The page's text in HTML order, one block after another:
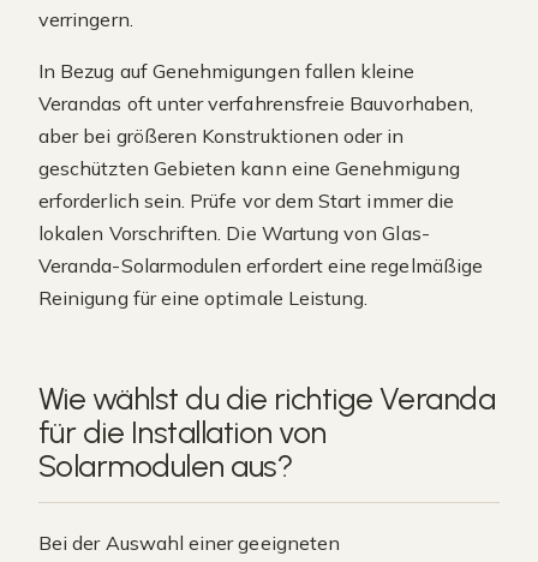
verringern.
In Bezug auf Genehmigungen fallen kleine
Verandas oft unter verfahrensfreie Bauvorhaben,
aber bei größeren Konstruktionen oder in
geschützten Gebieten kann eine Genehmigung
erforderlich sein. Prüfe vor dem Start immer die
lokalen Vorschriften. Die Wartung von Glas-
Veranda-Solarmodulen erfordert eine regelmäßige
Reinigung für eine optimale Leistung.
Wie wählst du die richtige Veranda
für die Installation von
Solarmodulen aus?
Bei der Auswahl einer geeigneten